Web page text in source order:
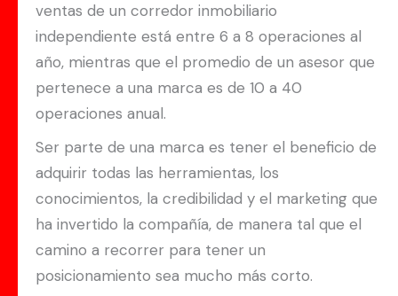
ventas de un corredor inmobiliario
independiente está entre 6 a 8 operaciones al
año, mientras que el promedio de un asesor que
pertenece a una marca es de 10 a 40
operaciones anual.
Ser parte de una marca es tener el beneficio de
adquirir todas las herramientas, los
conocimientos, la credibilidad y el marketing que
ha invertido la compañía, de manera tal que el
camino a recorrer para tener un
posicionamiento sea mucho más corto.